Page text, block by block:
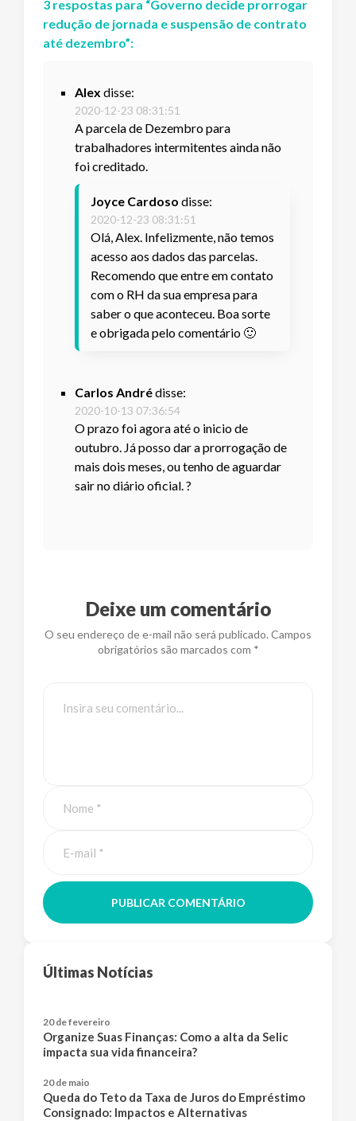
3 respostas para “Governo decide prorrogar
redução de jornada e suspensão de contrato
até dezembro”:
Alex disse:
2020-12-23 08:31:51
A parcela de Dezembro para
trabalhadores intermitentes ainda não
foi creditado.
Joyce Cardoso disse:
2020-12-23 08:31:51
Olá, Alex. Infelizmente, não temos
acesso aos dados das parcelas.
Recomendo que entre em contato
com o RH da sua empresa para
saber o que aconteceu. Boa sorte
e obrigada pelo comentário 🙂
Carlos Andrédisse:
2020-10-13 07:36:54
O prazo foi agora até o inicio de
outubro. Já posso dar a prorrogação de
mais dois meses, ou tenho de aguardar
sair no diário oficial. ?
Deixe um comentário
O seu endereço de e-mail não será publicado. Campos
obrigatórios são marcados com *
PUBLICAR COMENTÁRIO
Últimas Notícias
20 de fevereiro
Organize Suas Finanças: Como a alta da Selic
impacta sua vida financeira?
20 de maio
Queda do Teto da Taxa de Juros do Empréstimo
Consignado: Impactos e Alternativas